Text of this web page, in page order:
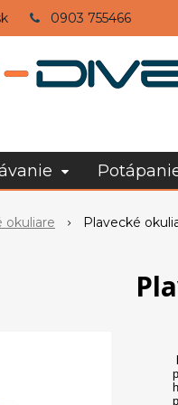
0903 755466
okuliare Plavecké